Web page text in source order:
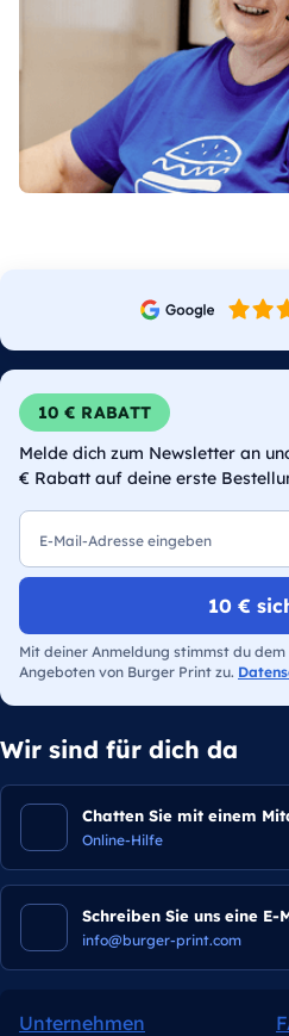
10 € RABATT
Melde dich zum Newsletter an
€ Rabatt auf deine erste
10 €
Mit deiner Anmeldung stimmst du
Angeboten von Burger Print zu.
Wir sind für dich da
Chatten Sie mit einem
Online-Hilfe
Schreiben Sie uns eine E-
info@burger-print.com
Unternehmen